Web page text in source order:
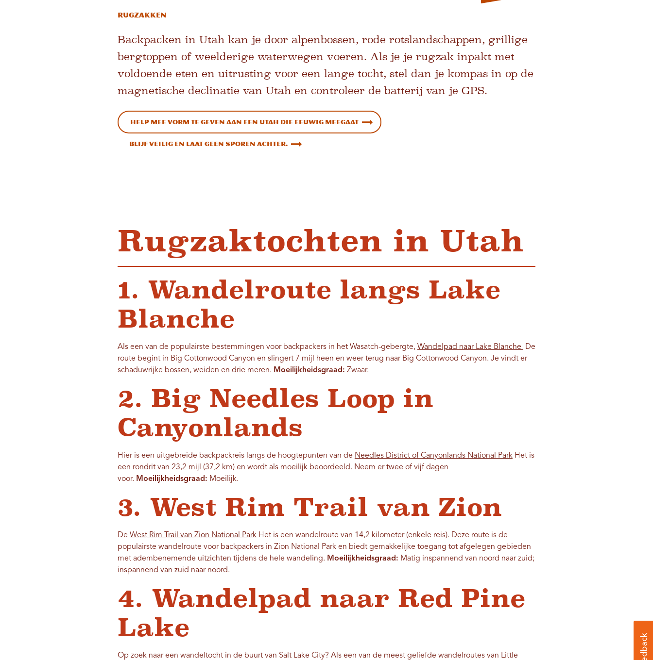
Rugzakken
Backpacken in Utah kan je door alpenbossen, rode rotslandschappen, grillige
bergtoppen of weelderige waterwegen voeren. Als je je rugzak inpakt met
voldoende eten en uitrusting voor een lange tocht, stel dan je kompas in op de
magnetische declinatie van Utah en controleer de batterij van je GPS.
Help mee vorm te geven aan een Utah die eeuwig meegaat
Blijf veilig en laat geen sporen achter.
Rugzaktochten in Utah
1. Wandelroute langs Lake
Blanche
Als een van de populairste bestemmingen voor backpackers in het Wasatch-gebergte, Wandelpad naar Lake Blanche
De
route begint in Big Cottonwood Canyon en slingert 7 mijl heen en weer terug naar Big Cottonwood Canyon. Je vindt er
schaduwrijke bossen, weiden en drie meren. Moeilijkheidsgraad: Zwaar.
2. Big Needles Loop in
Canyonlands
Hier is een uitgebreide backpackreis langs de hoogtepunten van de Needles District of Canyonlands National ParkHet is
een rondrit van 23,2 mijl (37,2 km) en wordt als moeilijk beoordeeld. Neem er twee of vijf dagen
voor. Moeilijkheidsgraad: Moeilijk.
3. West Rim Trail van Zion
De West Rim Trail van Zion National ParkHet is een wandelroute van 14,2 kilometer (enkele reis). Deze route is de
populairste wandelroute voor backpackers in Zion National Park en biedt gemakkelijke toegang tot afgelegen gebieden
met adembenemende uitzichten tijdens de hele wandeling. Moeilijkheidsgraad: Matig inspannend van noord naar zuid;
inspannend van zuid naar noord.
4. Wandelpad naar Red Pine
Lake
Op zoek naar een wandeltocht in de buurt van Salt Lake City? Als een van de meest geliefde wandelroutes van Little